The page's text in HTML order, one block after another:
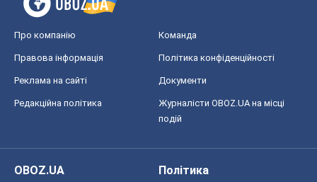
Про компанію Команда
Правова інформація Політика конфіденційності
Реклама на сайті Документи
Редакційна політика
Журналісти OBOZ.UA на місці
подій
OBOZ.UA
Політика